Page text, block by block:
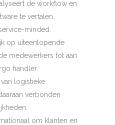
de workflow en
te vertalen.
minded.
op uiteenlopende
medewerkers tot aan
handler.
logistieke
verbonden
om klanten en